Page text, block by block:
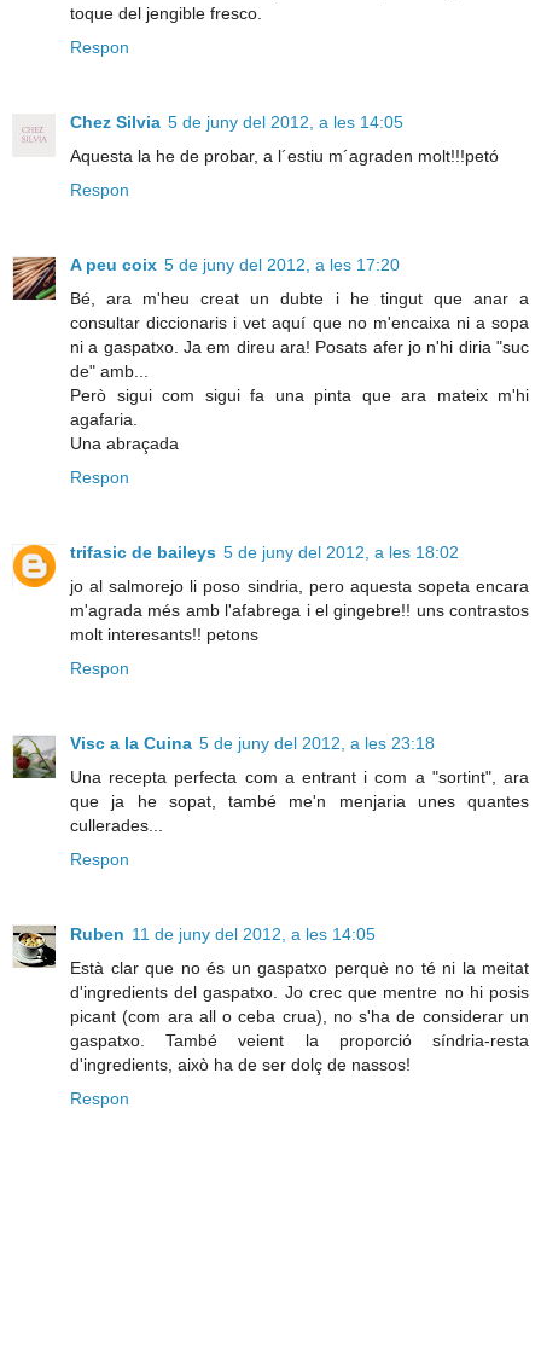
toque del jengible fresco.
Respon
Chez Silvia 5 de juny del 2012, a les 14:05
Aquesta la he de probar, a l´estiu m´agraden molt!!!petó
Respon
A peu coix 5 de juny del 2012, a les 17:20
Bé, ara m'heu creat un dubte i he tingut que anar a
consultar diccionaris i vet aquí que no m'encaixa ni a sopa
ni a gaspatxo. Ja em direu ara! Posats afer jo n'hi diria "suc
de" amb...
Però sigui com sigui fa una pinta que ara mateix m'hi
agafaria.
Una abraçada
Respon
trifasic de baileys 5 de juny del 2012, a les 18:02
jo al salmorejo li poso sindria, pero aquesta sopeta encara
m'agrada més amb l'afabrega i el gingebre!! uns contrastos
molt interesants!! petons
Respon
Visc a la Cuina 5 de juny del 2012, a les 23:18
Una recepta perfecta com a entrant i com a "sortint", ara
que ja he sopat, també me'n menjaria unes quantes
cullerades...
Respon
Ruben 11 de juny del 2012, a les 14:05
Està clar que no és un gaspatxo perquè no té ni la meitat
d'ingredients del gaspatxo. Jo crec que mentre no hi posis
picant (com ara all o ceba crua), no s'ha de considerar un
gaspatxo. També veient la proporció síndria-resta
d'ingredients, això ha de ser dolç de nassos!
Respon